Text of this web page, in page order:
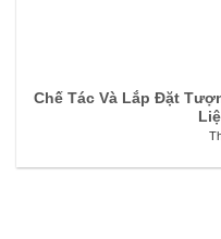
Chế Tác Và Lắp Đặt